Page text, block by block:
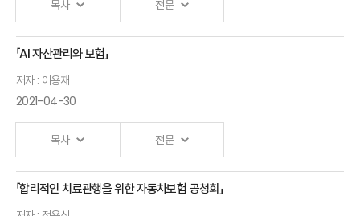
보험연구원
연구위원
이항석
성균관대학교
교수
발표자 : 박소정 서울대학교 경영대학 교수
:
찾아서
김혜성
박사
목차 전문
이준섭
한화생명
신사업부문
상무
「AI 자산관리와 보험」
저자 : 이용재
2021-04-30
목차 전문
AI 자산관리와
「합리적인 치료관행을 위한 자동차보험 공청회」